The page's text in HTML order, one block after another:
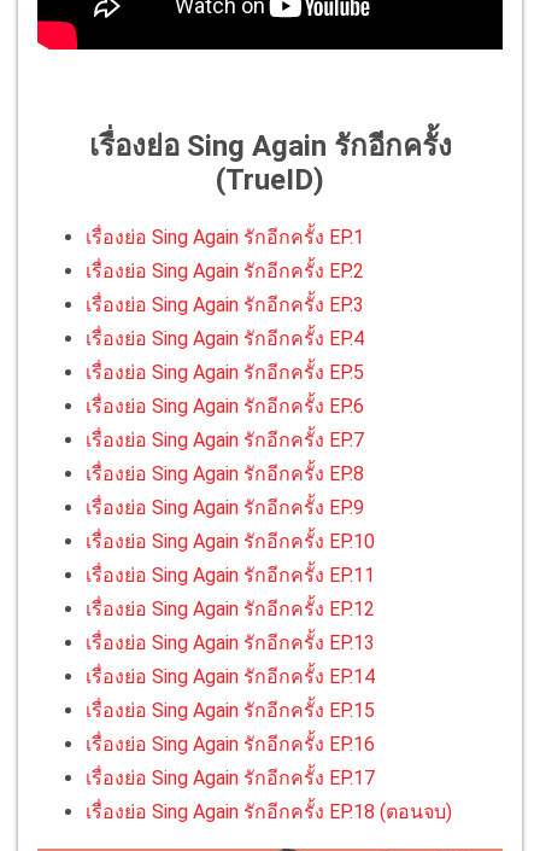
เรื่องย่อ Sing Again รักอีกครั้ง
(TrueID)
เรื่องย่อ Sing Again รักอีกครั้ง EP.1
เรื่องย่อ Sing Again รักอีกครั้ง EP.2
เรื่องย่อ Sing Again รักอีกครั้ง EP.3
เรื่องย่อ Sing Again รักอีกครั้ง EP.4
เรื่องย่อ Sing Again รักอีกครั้ง EP.5
เรื่องย่อ Sing Again รักอีกครั้ง EP.6
เรื่องย่อ Sing Again รักอีกครั้ง EP.7
เรื่องย่อ Sing Again รักอีกครั้ง EP.8
เรื่องย่อ Sing Again รักอีกครั้ง EP.9
เรื่องย่อ Sing Again รักอีกครั้ง EP.10
เรื่องย่อ Sing Again รักอีกครั้ง EP.11
เรื่องย่อ Sing Again รักอีกครั้ง EP.12
เรื่องย่อ Sing Again รักอีกครั้ง EP.13
เรื่องย่อ Sing Again รักอีกครั้ง EP.14
เรื่องย่อ Sing Again รักอีกครั้ง EP.15
เรื่องย่อ Sing Again รักอีกครั้ง EP.16
เรื่องย่อ Sing Again รักอีกครั้ง EP.17
เรื่องย่อ Sing Again รักอีกครั้ง EP.18 (ตอนจบ)